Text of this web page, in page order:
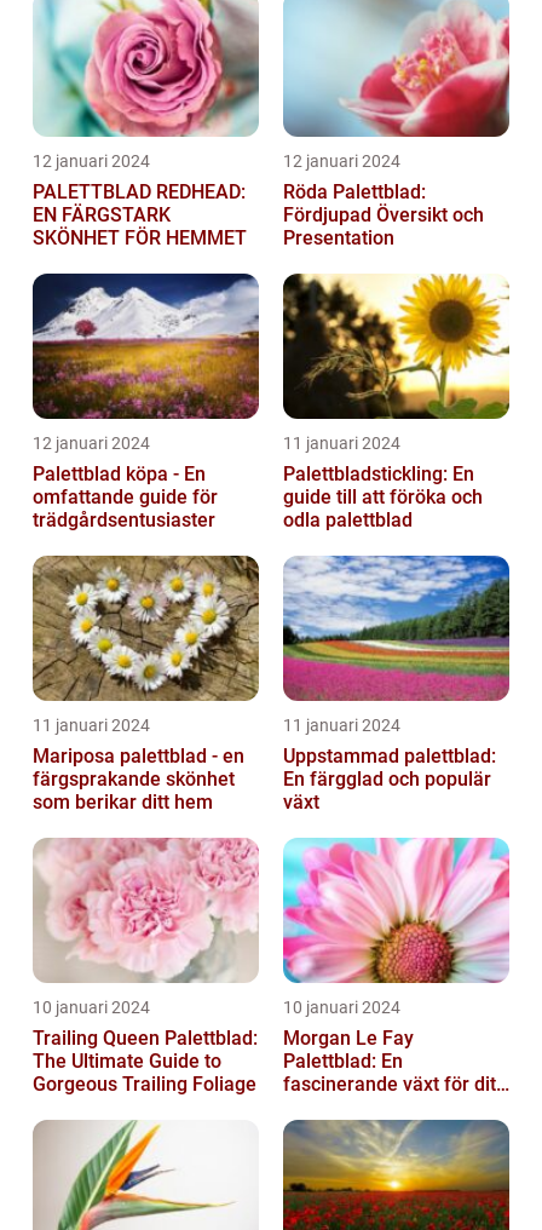
12 januari 2024
PALETTBLAD REDHEAD:
EN FÄRGSTARK
SKÖNHET FÖR HEMMET
12 januari 2024
Röda Palettblad:
Fördjupad Översikt och
Presentation
12 januari 2024
Palettblad köpa - En
omfattande guide för
trädgårdsentusiaster
11 januari 2024
Palettbladstickling: En
guide till att föröka och
odla palettblad
11 januari 2024
Mariposa palettblad - en
färgsprakande skönhet
som berikar ditt hem
11 januari 2024
Uppstammad palettblad:
En färgglad och populär
växt
10 januari 2024
Trailing Queen Palettblad:
The Ultimate Guide to
Gorgeous Trailing Foliage
10 januari 2024
Morgan Le Fay
Palettblad: En
fascinerande växt för ditt